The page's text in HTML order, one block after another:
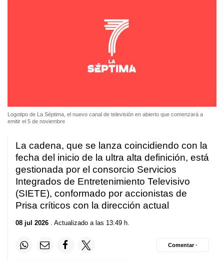
Logotipo de La Séptima, el nuevo canal de televisión en abierto que comenzará a
emitir el 5 de noviembre
La cadena, que se lanza coincidiendo con la
fecha del inicio de la ultra alta definición, está
gestionada por el consorcio Servicios
Integrados de Entretenimiento Televisivo
(SIETE), conformado por accionistas de
Prisa críticos con la dirección actual
08 jul 2026 . Actualizado a las 13:49 h.
Comentar ·